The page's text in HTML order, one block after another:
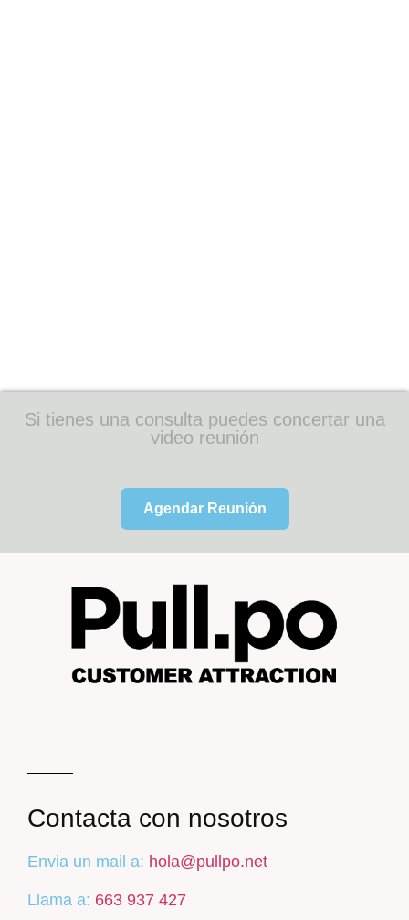
Si tienes una consulta puedes concertar una
video reunión
Agendar Reunión
Contacta con nosotros
Envia un mail a: hola@pullpo.net
Llama a: 663 937 427